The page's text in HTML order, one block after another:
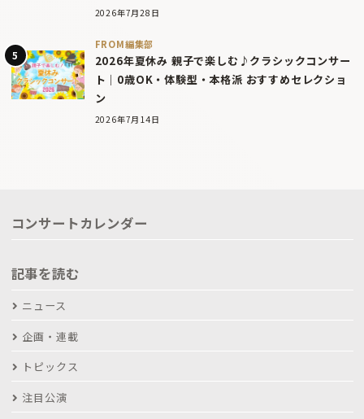
2026年7月28日
FROM編集部
2026年夏休み 親子で楽しむ♪クラシックコンサー
ト｜0歳OK・体験型・本格派 おすすめセレクショ
ン
2026年7月14日
コンサートカレンダー
記事を読む
ニュース
企画・連載
トピックス
注目公演